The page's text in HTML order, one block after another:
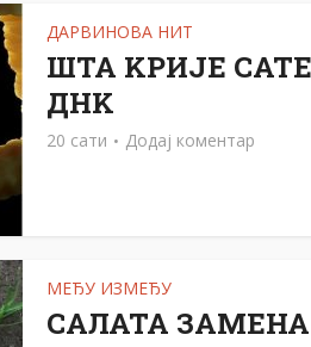
ДАРВИНОВА НИТ
ШТА KРИЈЕ
ДНK
20 сати Додај коментар
МЕЂУ ИЗМЕЂУ
САЛАТА